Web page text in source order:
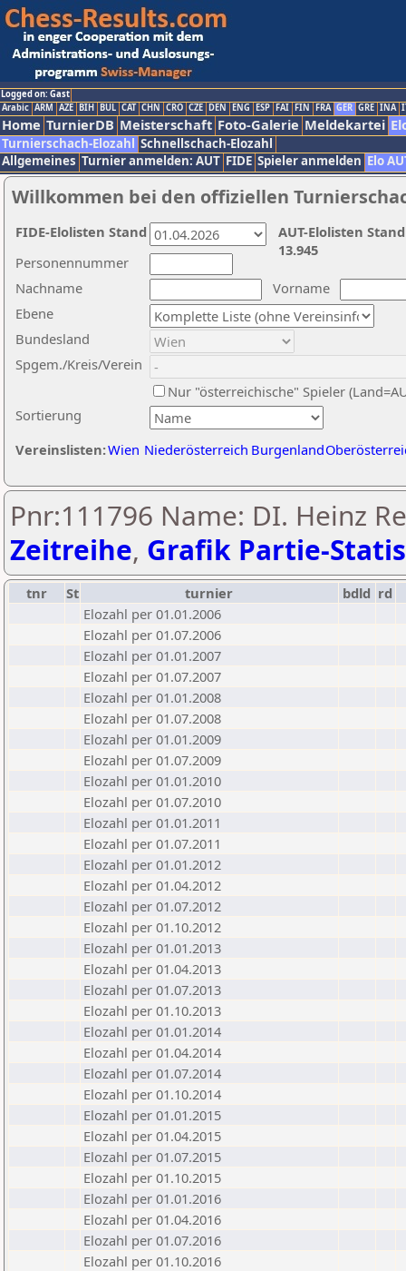
Logged on: Gast
Arabic ARM AZE BIH BUL CAT CHN CRO CZE DEN ENG ESP FAI FIN FRA GER GRE INA
Home TurnierDB Meisterschaft Foto-Galerie Meldekartei
Turnierschach-Elozahl Schnellschach-Elozahl
Allgemeines Turnier anmelden: AUT FIDE Spieler anmelden Elo
Willkommen bei den offiziellen
Nachname
Vorname
Ebene
Sortierung
Personennummer
Bundesland
Spgem./Kreis/Verein
Nur "österreichische" Spieler
Vereinslisten:Wien Niederösterreich Burgenland
AUT-Elolisten
13.945
FIDE-Elolisten Stand
Pnr:111796 Name: DI. Heinz
Zeitreihe, Grafik Partie-
tnr St turnier bdld rd
Elozahl per 01.01.2006
Elozahl per 01.07.2006
Elozahl per 01.01.2007
Elozahl per 01.07.2007
Elozahl per 01.01.2008
Elozahl per 01.07.2008
Elozahl per 01.01.2009
Elozahl per 01.07.2009
Elozahl per 01.01.2010
Elozahl per 01.07.2010
Elozahl per 01.01.2011
Elozahl per 01.07.2011
Elozahl per 01.01.2012
Elozahl per 01.04.2012
Elozahl per 01.07.2012
Elozahl per 01.10.2012
Elozahl per 01.01.2013
Elozahl per 01.04.2013
Elozahl per 01.07.2013
Elozahl per 01.10.2013
Elozahl per 01.01.2014
Elozahl per 01.04.2014
Elozahl per 01.07.2014
Elozahl per 01.10.2014
Elozahl per 01.01.2015
Elozahl per 01.04.2015
Elozahl per 01.07.2015
Elozahl per 01.10.2015
Elozahl per 01.01.2016
Elozahl per 01.04.2016
Elozahl per 01.07.2016
Elozahl per 01.10.2016